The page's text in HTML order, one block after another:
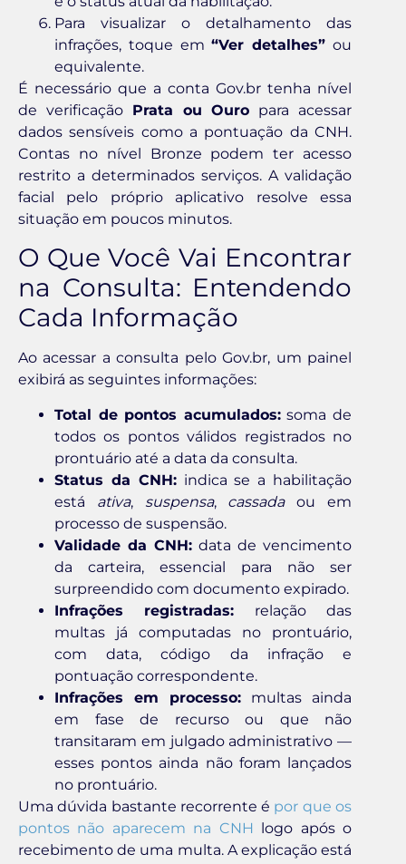
Para visualizar o detalhamento das
infrações, toque em“Ver detalhes” ou
equivalente.
É necessário que a conta Gov.br tenha nível
de verificação Prata ou Ouro para acessar
dados sensíveis como a pontuação da CNH.
Contas no nível Bronze podem ter acesso
restrito a determinados serviços. A validação
facial pelo próprio aplicativo resolve essa
situação em poucos minutos.
O Que Você Vai Encontrar
na Consulta: Entendendo
Cada Informação
Ao acessar a consulta pelo Gov.br, um painel
exibirá as seguintes informações:
Total de pontos acumulados:soma de
todos os pontos válidos registrados no
prontuário até a data da consulta.
Status da CNH:indica se a habilitação
está ativa, suspensa, cassadaou em
processo de suspensão.
Validade da CNH: data de vencimento
da carteira, essencial para não ser
surpreendido com documento expirado.
Infrações registradas: relação das
multas já computadas no prontuário,
com data, código da infração e
pontuação correspondente.
Infrações em processo: multas ainda
em fase de recurso ou que não
transitaram em julgado administrativo —
esses pontos ainda não foram lançados
no prontuário.
Uma dúvida bastante recorrente é por que os
pontos não aparecem na CNH logo após o
recebimento de uma multa. A explicação está